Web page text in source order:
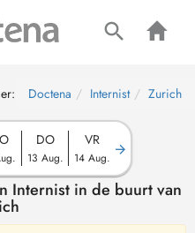
Doctena Internist Zurich
DO
13 Aug.
VR
14 Aug.
Internist in de buurt van